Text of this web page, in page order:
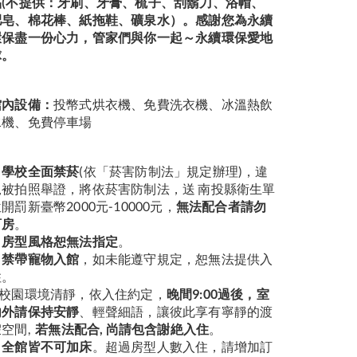
、棉花棒、紙拖鞋、礦泉水）。感謝您為永續
盡一份心力，管家們與你一起～永續環保愛地
設備： 投幣式烘衣機、免費洗衣機、冰溫熱飲
、免費停車場
校全面禁菸(依「菸害防制法」規定辦理)，違
拍照舉證，將依菸害防制法，送 南投縣衛生單
罰新臺幣2000元-10000元， 無法配合者請勿
。
型風格恕無法指定。
帶寵物入館 ，如未能遵守規定，恕無法提供入
園環境清靜，依入住約定， 晚間9:00過後，室
請保持安靜、輕聲細語，讓彼此享有寧靜的渡
空間,若無法配合, 尚請包含謝絶入住。
館皆不可加床。超過房型人數入住，請增加訂